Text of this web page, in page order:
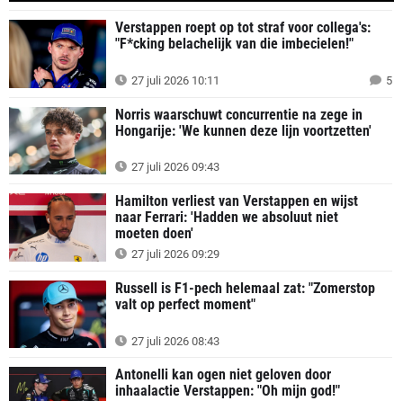
Verstappen roept op tot straf voor collega's:
"F*cking belachelijk van die imbecielen!"
27 juli 2026 10:11 5
Norris waarschuwt concurrentie na zege in
Hongarije: 'We kunnen deze lijn voortzetten'
27 juli 2026 09:43
Hamilton verliest van Verstappen en wijst
naar Ferrari: 'Hadden we absoluut niet
moeten doen'
27 juli 2026 09:29
Russell is F1-pech helemaal zat: "Zomerstop
valt op perfect moment"
27 juli 2026 08:43
Antonelli kan ogen niet geloven door
inhaalactie Verstappen: "Oh mijn god!"